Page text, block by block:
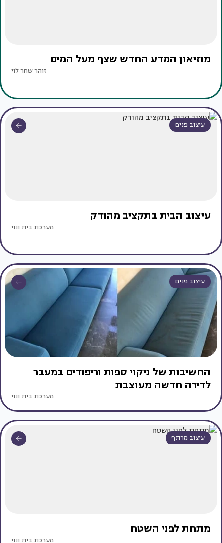
מוזיאון המדע החדש שצף מעל המים
זוהר שחר לוי
עיצוב פנים
עיצוב הבית בתקציב מהודק
מערכת בית ונוי
עיצוב פנים
החשיבות של ניקוי ספות וריפודים במעבר
לדירה חדשה מעוצבת
מערכת בית ונוי
עיצוב מרתף
מתחת לפני השטח
מערכת בית ונוי